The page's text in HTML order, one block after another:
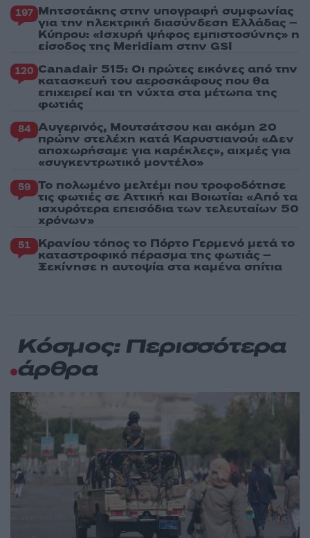
197 Μητσοτάκης στην υπογραφή συμφωνίας
για την ηλεκτρική διασύνδεση Ελλάδας –
Κύπρου: «Ισχυρή ψήφος εμπιστοσύνης» η
είσοδος της Meridiam στην GSI
120 Canadair 515: Οι πρώτες εικόνες από την
κατασκευή του αεροσκάφους που θα
επιχειρεί και τη νύχτα στα μέτωπα της
φωτιάς
84 Αυγερινός, Μουτσάτσου και ακόμη 20
πρώην στελέχη κατά Καρυστιανού: «Δεν
αποχωρήσαμε για καρέκλες», αιχμές για
«συγκεντρωτικό μοντέλο»
59 Το πολωμένο μελτέμι που τροφοδότησε
τις φωτιές σε Αττική και Βοιωτία: «Από τα
ισχυρότερα επεισόδια των τελευταίων 50
χρόνων»
51 Κρανίου τόπος το Πόρτο Γερμενό μετά το
καταστροφικό πέρασμα της φωτιάς –
Ξεκίνησε η αυτοψία στα καμένα σπίτια
Κόσμος: Περισσότερα
άρθρα